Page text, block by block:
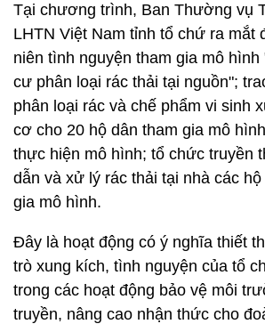
Tại chương trình, Ban Thường vụ
LHTN Việt Nam tỉnh tổ chứ ra mắt
niên tình nguyện tham gia mô
cư phân loại rác thải tại nguồn";
phân loại rác và chế phẩm vi sinh
cơ cho 20 hộ dân tham gia mô
thực hiện mô hình; tổ chức truyền
dẫn và xử lý rác thải tại nhà các
gia mô hình.
Đây là hoạt động có ý nghĩa thiết
trò xung kích, tình nguyện của tổ
trong các hoạt động bảo vệ môi
truyền, nâng cao nhận thức cho